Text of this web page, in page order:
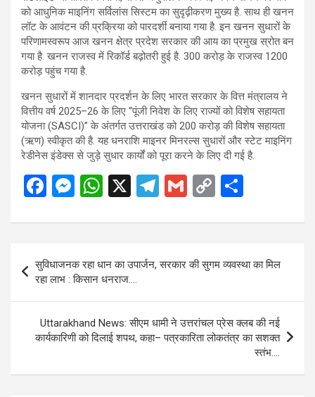
को आधुनिक माइनिंग सर्विलांस सिस्टम का सुदृढ़ीकरण मुख्य है. साथ ही खनन
लॉट के आवंटन की प्रक्रिया को पारदर्शी बनाया गया है. इन खनन सुधारों के
परिणामस्वरूप आज खनन क्षेत्र प्रदेश सरकार की आय का प्रमुख स्रोत बन
गया है. खनन राजस्व में रिकॉर्ड बढ़ोतरी हुई है. 300 करोड़ के राजस्व 1200
करोड़ पहुंच गया है.
खनन सुधारों में शानदार प्रदर्शन के लिए भारत सरकार के वित्त मंत्रालय ने
वित्तीय वर्ष 2025–26 के लिए “पूंजी निवेश के लिए राज्यों को विशेष सहायता
योजना (SASCI)” के अंतर्गत उत्तराखंड को 200 करोड़ की विशेष सहायता
(ऋण) स्वीकृत की है. यह धनराशि माइनर मिनरल्स सुधारों और स्टेट माइनिंग
रेडीनेस इंडेक्स से जुड़े सुधार कार्यों को पूरा करने के लिए दी गई है.
F
ce
b
o
o
k
M
se
g
er
W
at
A
p
p
X
T
e
a
m
G
ail
C
py
n
k
ar
navigation
सुविधाजनक रहा धान का उपार्जन, सरकार की सुगम व्यवस्था का मिल
रहा लाभ : किसान धनराज….
Uttarakhand News: सीएम धामी ने उत्तरांचल प्रेस क्लब की नई
कार्यकारिणी को दिलाई शपथ, कहा– पत्रकारिता लोकतंत्र का सशक्त
स्तंभ….